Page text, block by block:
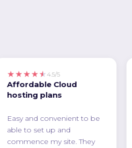
★★★★★ 4.5/5
Affordable Cloud
hosting plans
Easy and convenient to be
able to set up and
commence my site. They